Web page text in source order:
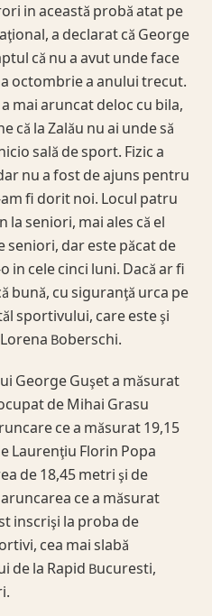
in această probă atat pe
a declarat că George
că nu a avut unde face
octombrie a anului trecut.
mai aruncat deloc cu bila,
că la Zalău nu ai unde să
sală de sport. Fizic a
nu a fost de ajuns pentru
fi dorit noi. Locul patru
seniori, mai ales că el
seniori, dar este păcat de
in cele cinci luni. Dacă ar fi
bună, cu siguranţă urca pe
sportivului, care este şi
Boberschi.
George Guşet a măsurat
de Mihai Grasu
ce a măsurat 19,15
Laurenţiu Florin Popa
de 18,45 metri şi de
ce a măsurat
inscrişi la proba de
cea mai slabă
de la Rapid Bucuresti,